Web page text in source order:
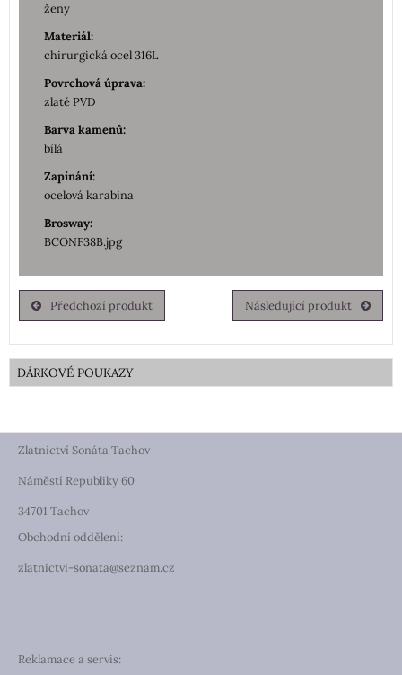
ženy
Materiál:
chirurgická ocel 316L
Povrchová úprava:
zlaté PVD
Barva kamenů:
bílá
Zapínání:
ocelová karabina
Brosway:
BCONF38B.jpg
Předchozí produkt Následující produkt
DÁRKOVÉ POUKAZY
Zlatnictví Sonáta Tachov
Náměstí Republiky 60
34701 Tachov
Obchodní oddělení:
zlatnictvi-sonata@seznam.cz
Reklamace a servis: